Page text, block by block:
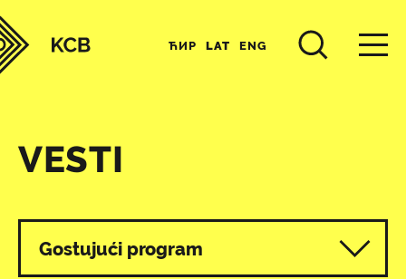
ЋИР LAT ENG
VESTI
Svi programi
Gostujući program